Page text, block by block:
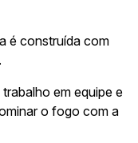
é construída com
em equipe e
o fogo com a